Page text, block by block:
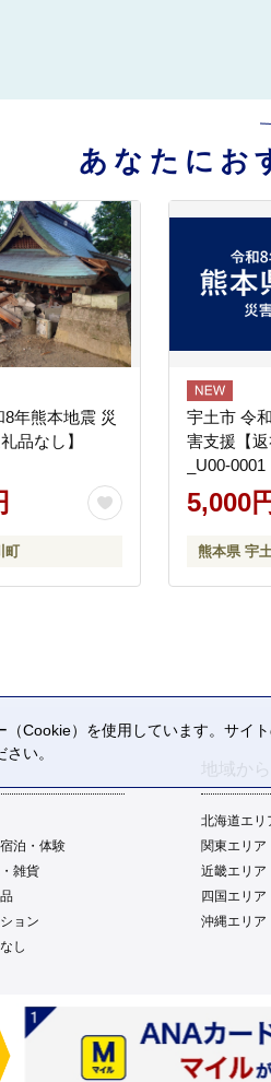
あなたにお
8年熊本地震 災
品なし】
町
宇土市 令
害支援【返
_U00-0001
5,000
熊本県 宇
泊・体験
雑貨
ョン
し
地域か
北海道エリ
関東エリア
近畿エリア
四国エリア
沖縄エリア
Cookie）を使用しています。サイ
い。